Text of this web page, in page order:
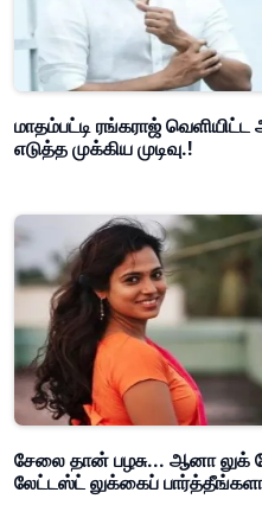
மாதம்பட்டி ரங்கராஜ்
எடுத்த முக்கிய முடிவு.!
சேலை தான் பழசு... ஆனா லுக்
லேட்டஸ்ட் லுக்கைப்